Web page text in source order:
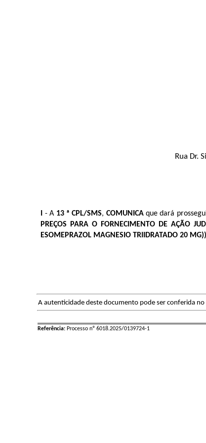
Rua Dr.
- A 13 ª CPL/SMS, COMUNICAque dará
PREÇOS PARA O FORNECIMENTO DE AÇÃO
ESOMEPRAZOL MAGNESIO TRIIDRATADO 20
A autenticidade deste documento pode ser conferida
Referência: Processo nº 6018.2025/0139724-1